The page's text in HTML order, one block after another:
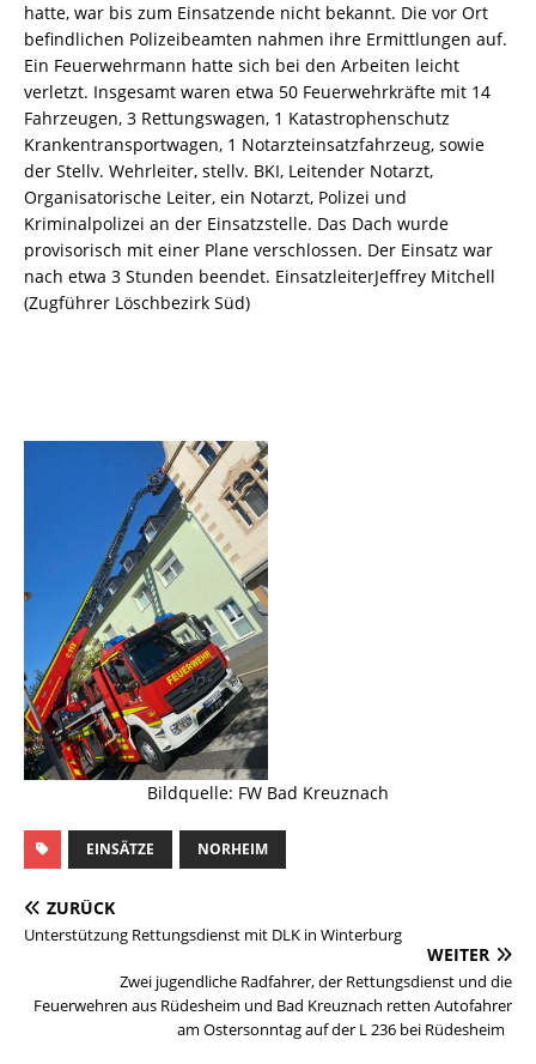
hatte, war bis zum Einsatzende nicht bekannt. Die vor Ort
befindlichen Polizeibeamten nahmen ihre Ermittlungen auf.
Ein Feuerwehrmann hatte sich bei den Arbeiten leicht
verletzt. Insgesamt waren etwa 50 Feuerwehrkräfte mit 14
Fahrzeugen, 3 Rettungswagen, 1 Katastrophenschutz
Krankentransportwagen, 1 Notarzteinsatzfahrzeug, sowie
der Stellv. Wehrleiter, stellv. BKI, Leitender Notarzt,
Organisatorische Leiter, ein Notarzt, Polizei und
Kriminalpolizei an der Einsatzstelle. Das Dach wurde
provisorisch mit einer Plane verschlossen. Der Einsatz war
nach etwa 3 Stunden beendet. EinsatzleiterJeffrey Mitchell
(Zugführer Löschbezirk Süd)
Bildquelle: FW Bad Kreuznach
EINSÄTZE NORHEIM
ZURÜCK
Unterstützung Rettungsdienst mit DLK in Winterburg
WEITER
Zwei jugendliche Radfahrer, der Rettungsdienst und die
Feuerwehren aus Rüdesheim und Bad Kreuznach retten Autofahrer
am Ostersonntag auf der L 236 bei Rüdesheim